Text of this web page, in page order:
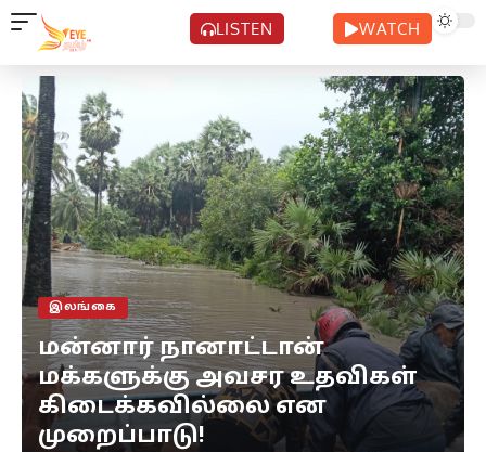
LISTEN WATCH
இலங்கை
மன்னார் நானாட்டான்
மக்களுக்கு அவசர உதவிகள்
கிடைக்கவில்லை என
முறைப்பாடு!